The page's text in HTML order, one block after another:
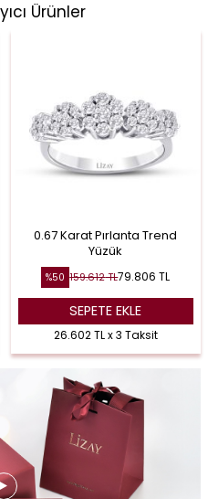
Ürünler
0.67 Karat Pırlanta Trend
Yüzük
%50 159.612TL79.806 TL
SEPETE EKLE
26.602 TL x 3 Taksit